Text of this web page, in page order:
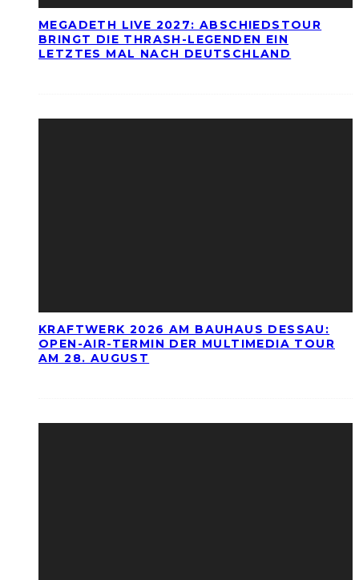
MEGADETH LIVE 2027: ABSCHIEDSTOUR
BRINGT DIE THRASH-LEGENDEN EIN
LETZTES MAL NACH DEUTSCHLAND
KRAFTWERK 2026 AM BAUHAUS DESSAU:
OPEN-AIR-TERMIN DER MULTIMEDIA TOUR
AM 28. AUGUST